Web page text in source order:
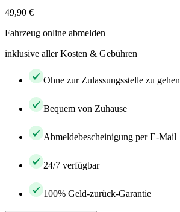
49,90 €
Fahrzeug online abmelden
inklusive aller Kosten & Gebühren
Ohne zur Zulassungsstelle zu gehen
Bequem von Zuhause
Abmeldebescheinigung per E-Mail
24/7 verfügbar
100% Geld-zurück-Garantie